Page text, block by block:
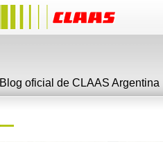
Blog oficial de CLAAS Argentina